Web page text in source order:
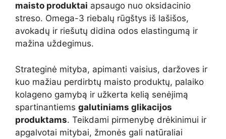
maisto produktai apsaugo nuo oksidacinio
streso. Omega-3 riebalų rūgštys iš lašišos,
avokadų ir riešutų didina odos elastingumą ir
mažina uždegimus.
Strateginė mityba, apimanti vaisius, daržoves ir
kuo mažiau perdirbtų maisto produktų, palaiko
kolageno gamybą ir užkerta kelią senėjimą
spartinantiems galutiniams glikacijos
produktams. Teikdami pirmenybę drėkinimui ir
apgalvotai mitybai, žmonės gali natūraliai